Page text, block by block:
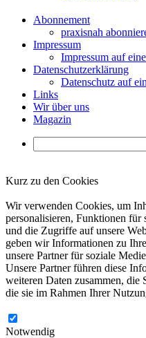
Abonnement
praxisnah
Impressum
Impressum auf
Datenschutzerklärung
Datenschutz auf
Links
Wir über uns
Magazin
Kurz zu den Cookies
Wir verwenden Cookies, um
personalisieren, Funktionen für
und die Zugriffe auf unsere
geben wir Informationen zu
unsere Partner für soziale
Unsere Partner führen diese
weiteren Daten zusammen, die
die sie im Rahmen Ihrer
Notwendig